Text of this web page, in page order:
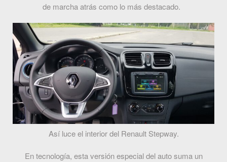
de marcha atrás como lo más destacado.
Así luce el interior del Renault Stepway.
En tecnología, esta versión especial del auto suma un